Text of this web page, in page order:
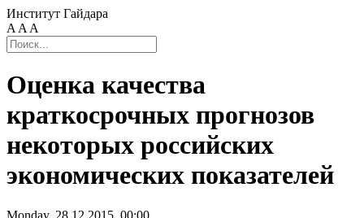
Институт Гайдара
A A A
Оценка качества
краткосрочных прогнозов
некоторых российских
экономических показателей
Monday, 28.12.2015, 00:00